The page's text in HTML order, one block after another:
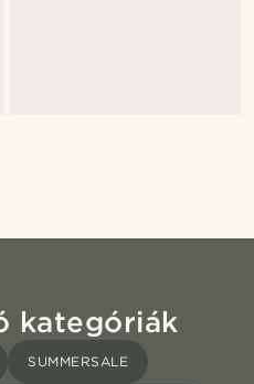
kategóriák
SUMMERSALE